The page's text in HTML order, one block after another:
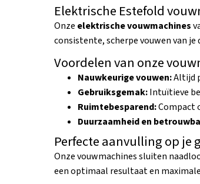
Elektrische Estefold
Onze elektrische vouwmachines
consistente, scherpe vouwen van
Voordelen van onze
Nauwkeurige vouwen:Altijd
Gebruiksgemak:Intuïtieve
Ruimtebesparend:Compact
Duurzaamheid en
Perfecte aanvulling op
Onze vouwmachines sluiten
een optimaal resultaat en